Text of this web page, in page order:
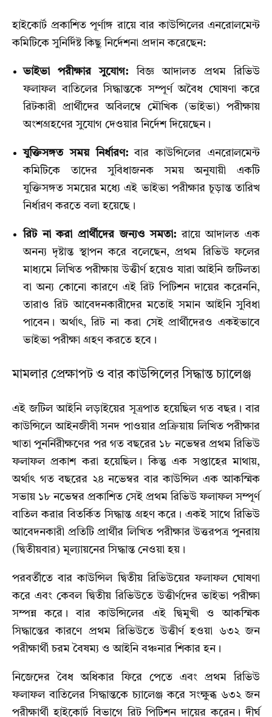
হাইকোর্ট প্রকাশিত পূর্ণাঙ্গ রায়ে বার কাউন্সিলের এনরোলমেন্ট
কমিটিকে সুনির্দিষ্ট কিছু নির্দেশনা প্রদান করেছেন:
ভাইভা পরীক্ষার সুযোগ: বিজ্ঞ আদালত প্রথম রিভিউ
ফলাফল বাতিলের সিদ্ধান্তকে সম্পূর্ণ অবৈধ ঘোষণা করে
রিটকারী প্রার্থীদের অবিলম্বে মৌখিক (ভাইভা) পরীক্ষায়
অংশগ্রহণের সুযোগ দেওয়ার নির্দেশ দিয়েছেন।
যুক্তিসঙ্গত সময় নির্ধারণ:বার কাউন্সিলের এনরোলমেন্ট
কমিটিকে তাদের সুবিধাজনক সময় অনুযায়ী একটি
যুক্তিসঙ্গত সময়ের মধ্যে এই ভাইভা পরীক্ষার চূড়ান্ত তারিখ
নির্ধারণ করতে বলা হয়েছে।
রিট না করা প্রার্থীদের জন্যও সমতা: রায়ে আদালত এক
অনন্য দৃষ্টান্ত স্থাপন করে বলেছেন, প্রথম রিভিউ ফলের
মাধ্যমে লিখিত পরীক্ষায় উত্তীর্ণ হয়েও যারা আইনি জটিলতা
বা অন্য কোনো কারণে এই রিট পিটিশন দায়ের করেননি,
তারাও রিট আবেদনকারীদের মতোই সমান আইনি সুবিধা
পাবেন। অর্থাৎ, রিট না করা সেই প্রার্থীদেরও একইভাবে
ভাইভা পরীক্ষা গ্রহণ করতে হবে।
মামলার প্রেক্ষাপট ও বার কাউন্সিলের সিদ্ধান্ত চ্যালেঞ্জ
এই জটিল আইনি লড়াইয়ের সূত্রপাত হয়েছিল গত বছর। বার
কাউন্সিলে আইনজীবী সনদ পাওয়ার প্রক্রিয়ায় লিখিত পরীক্ষার
খাতা পুনর্নিরীক্ষণের পর গত বছরের ১৮ নভেম্বর প্রথম রিভিউ
ফলাফল প্রকাশ করা হয়েছিল। কিন্তু এক সপ্তাহের মাথায়,
অর্থাৎ গত বছরের ২৪ নভেম্বর বার কাউন্সিল এক আকস্মিক
সভায় ১৮ নভেম্বর প্রকাশিত সেই প্রথম রিভিউ ফলাফল সম্পূর্ণ
বাতিল করার বিতর্কিত সিদ্ধান্ত গ্রহণ করে। একই সাথে রিভিউ
আবেদনকারী প্রতিটি প্রার্থীর লিখিত পরীক্ষার উত্তরপত্র পুনরায়
(দ্বিতীয়বার) মূল্যায়নের সিদ্ধান্ত নেওয়া হয়।
পরবর্তীতে বার কাউন্সিল দ্বিতীয় রিভিউয়ের ফলাফল ঘোষণা
করে এবং কেবল দ্বিতীয় রিভিউতে উত্তীর্ণদের ভাইভা পরীক্ষা
সম্পন্ন করে। বার কাউন্সিলের এই দ্বিমুখী ও আকস্মিক
সিদ্ধান্তের কারণে প্রথম রিভিউতে উত্তীর্ণ হওয়া ৬৩২ জন
পরীক্ষার্থী চরম বৈষম্য ও আইনি বঞ্চনার শিকার হন।
নিজেদের বৈধ অধিকার ফিরে পেতে এবং প্রথম রিভিউ
ফলাফল বাতিলের সিদ্ধান্তকে চ্যালেঞ্জ করে সংক্ষুব্ধ ৬৩২ জন
পরীক্ষার্থী হাইকোর্ট বিভাগে রিট পিটিশন দায়ের করেন। দীর্ঘ